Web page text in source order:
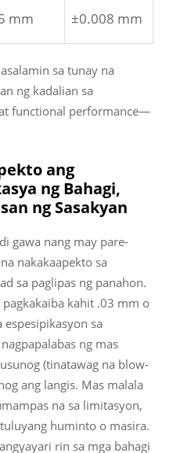
mm ±0.008 mm
sa tunay na
ng kadalian sa
functional performance—
ang
ng Bahagi,
ng Sasakyan
gawa nang may pare-
nakakaapekto sa
sa paglipas ng panahon.
kahit .03 mm o
sa
ng mas
(tinatawag na blow-
ang langis. Mas malala
na sa limitasyon,
huminto o masira.
rin sa mga bahagi